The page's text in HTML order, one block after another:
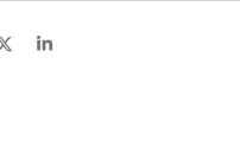
D
S